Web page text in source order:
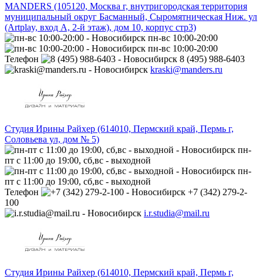
MANDERS (105120, Москва г, внутригородская территория
муниципальный округ Басманный, Сыромятническая Ниж. ул
(Artplay, вход А, 2-й этаж), дом 10, корпус стр3)
пн-вс 10:00-20:00
пн-вс 10:00-20:00
Телефон
8 (495) 988-6403
kraski@manders.ru
Студия Ирины Райхер (614010, Пермский край, Пермь г,
Соловьева ул, дом № 5)
пн-
пт с 11:00 до 19:00, сб,вс - выходной
пн-
пт с 11:00 до 19:00, сб,вс - выходной
Телефон
+7 (342) 279-2-
100
i.r.studia@mail.ru
Студия Ирины Райхер (614010, Пермский край, Пермь г,